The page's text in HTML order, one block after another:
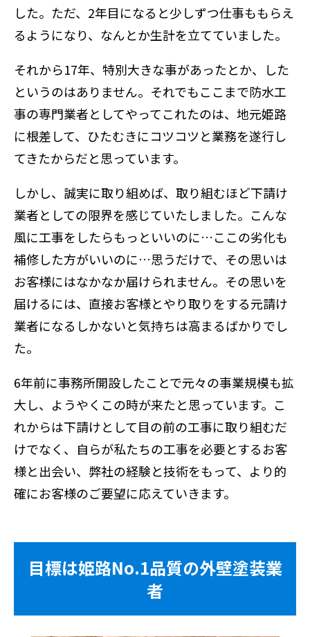
した。ただ、2年目になると少しずつ仕事ももらえ
るようになり、なんとか生計を立てていました。
それから17年、特別大きな事があったとか、した
というのはありません。それでもここまで防水工
事の専門業者としてやってこれたのは、地元姫路
に根差して、ひたむきにコツコツと業務を遂行し
てきたからだと思っています。
しかし、誠実に取り組めば、取り組むほど下請け
業者としての限界を感じていたしました。こんな
風に工事をしたらもっといいのに…ここの劣化も
補修した方がいいのに…思うだけで、その思いは
お客様にはなかなか届けられません。その思いを
届けるには、直接お客様とやり取りをする元請け
業者になるしかないと気持ちは高まるばかりでし
た。
6年前に事務所開設したことで元々の事業規模も拡
大し、ようやくこの時が来たと思っています。こ
れからは下請けとして目の前の工事に取り組むだ
けでなく、自らが私たちの工事を必要とするお客
様と出会い、弊社の経験と技術をもって、より的
確にお客様のご要望に応えていきます。
目標は姫路No.1品質の外壁塗装業
者